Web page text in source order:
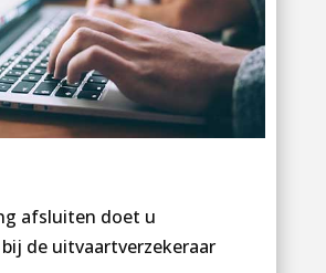
afsluiten doet u
de uitvaartverzekeraar